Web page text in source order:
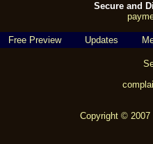
Secure and
Free Preview Updates
Copyright © 2007